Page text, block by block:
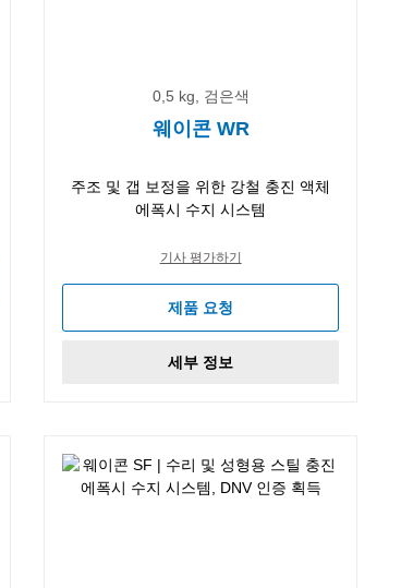
0,5 kg, 검은색
웨이콘 WR
주조 및 갭 보정을 위한 강철 충진 액체
에폭시 수지 시스템
기사 평가하기
제품 요청
세부 정보